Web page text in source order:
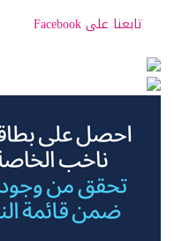
تابعنا على Facebook